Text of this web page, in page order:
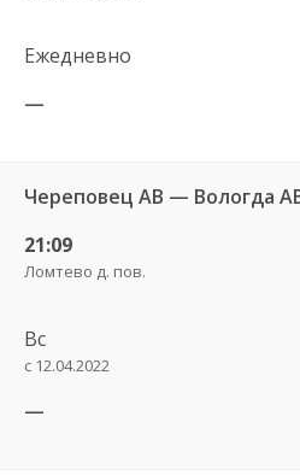
Ежедневно
—
Череповец АВ — Вологда
21:09
Ломтево д. пов.
Вс
с 12.04.2022
—